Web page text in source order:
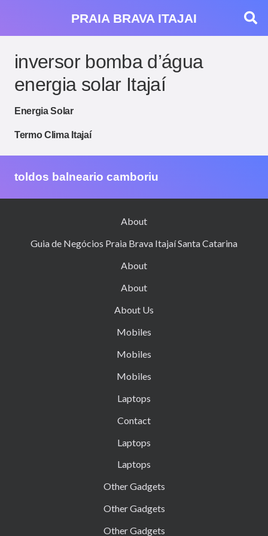
PRAIA BRAVA ITAJAI
inversor bomba d’água
energia solar Itajaí
Energia Solar
Termo Clima Itajaí
toldos balneario camboriu
About
Guia de Negócios Praia Brava Itajaí Santa Catarina
About
About
About Us
Mobiles
Mobiles
Mobiles
Laptops
Contact
Laptops
Laptops
Other Gadgets
Other Gadgets
Other Gadgets